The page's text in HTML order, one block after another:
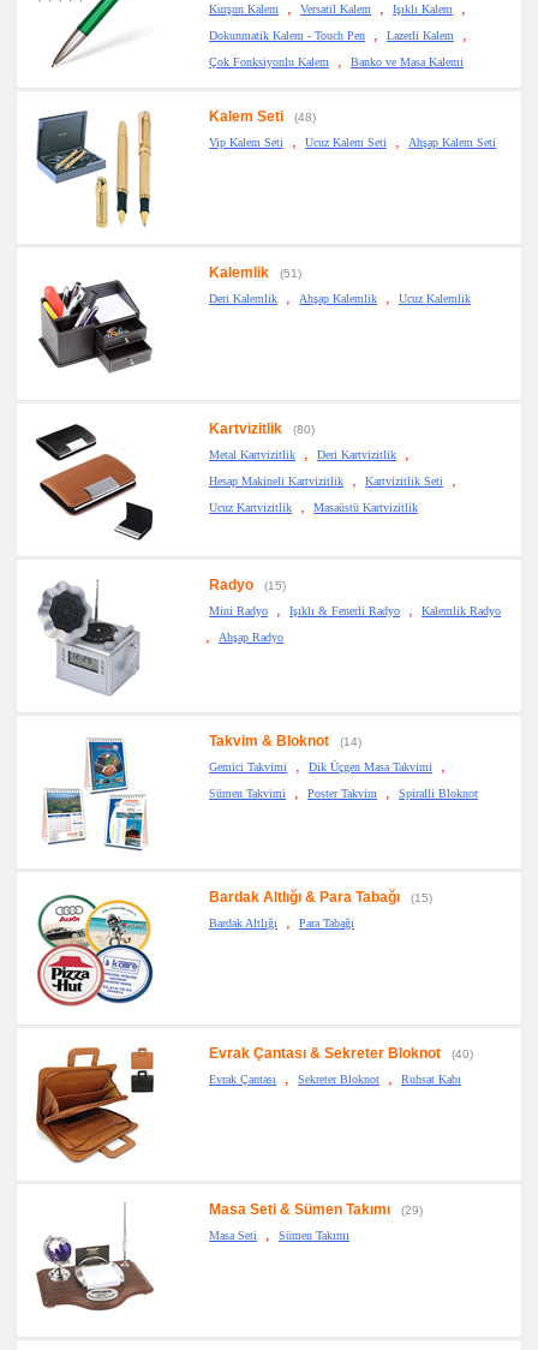
Kurşun Kalem Versatil Kalem Işıklı Kalem
Dokunmatik Kalem - Touch Pen Lazerli Kalem
Çok Fonksiyonlu Kalem Banko ve Masa Kalemi
Kalem Seti
(48)
Vip Kalem Seti
Ucuz Kalem Seti Ahşap Kalem Seti
Kalemlik
(51)
Deri Kalemlik
Ahşap Kalemlik Ucuz Kalemlik
Kartvizitlik
(80)
Metal Kartvizitlik
Deri Kartvizitlik
Hesap Makineli Kartvizitlik Kartvizitlik Seti
Ucuz Kartvizitlik Masaüstü Kartvizitlik
Radyo
(15)
Mini Radyo
Işıklı & Fenerli Radyo Kalemlik Radyo
Ahşap Radyo
Takvim & Bloknot
(14)
Gemici Takvimi
Dik Üçgen Masa Takvimi
Sümen Takvimi Poster Takvim Spiralli Bloknot
Bardak Altlığı & Para Tabağı
(15)
Bardak Altlığı
Para Tabağı
Evrak Çantası & Sekreter Bloknot
(40)
Evrak Çantası
Sekreter Bloknot Ruhsat Kabı
Masa Seti & Sümen Takımı
(29)
Masa Seti
Sümen Takımı